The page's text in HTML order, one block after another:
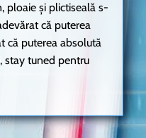
ploaie și plictiseală s-
că puterea
că puterea absolută
stay tuned pentru